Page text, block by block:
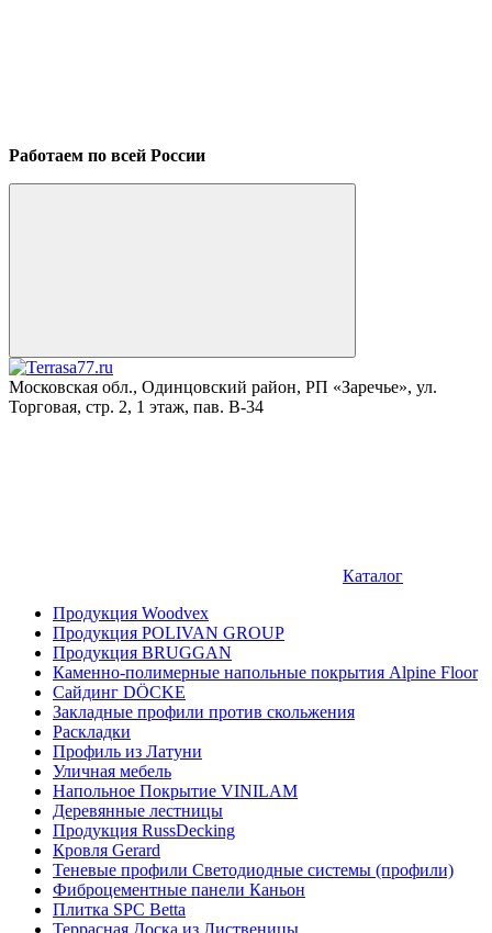
Работаем по всей России
Московская обл., Одинцовский район, РП «Заречье», ул.
Торговая, стр. 2, 1 этаж, пав. B-34
Каталог
Продукция Woodvex
Продукция POLIVAN GROUP
Продукция BRUGGAN
Каменно-полимерные напольные покрытия Alpine Floor
Сайдинг DÖCKE
Закладные профили против скольжения
Раскладки
Профиль из Латуни
Уличная мебель
Напольное Покрытие VINILAM
Деревянные лестницы
Продукция RussDecking
Кровля Gerard
Теневые профили Светодиодные системы (профили)
Фиброцементные панели Каньон
Плитка SPC Betta
Террасная Доска из Лиственицы